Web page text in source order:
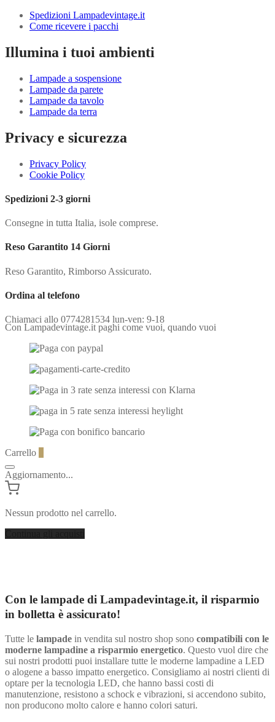
Spedizioni Lampadevintage.it
Come ricevere i pacchi
Illumina i tuoi ambienti
Lampade a sospensione
Lampade da parete
Lampade da tavolo
Lampade da terra
Privacy e sicurezza
Privacy Policy
Cookie Policy
Spedizioni 2-3 giorni
Consegne in tutta Italia, isole comprese.
Reso Garantito 14 Giorni
Reso Garantito, Rimborso Assicurato.
Ordina al telefono
Chiamaci allo 0774281534 lun-ven: 9-18
Con Lampadevintage.it paghi come vuoi, quando vuoi
Carrello
Aggiornamento...
Nessun prodotto nel carrello.
Con le lampade di Lampadevintage.it, il risparmio
in bolletta è assicurato!
Tutte le lampade in vendita sul nostro shop sono compatibili con le
moderne lampadine a risparmio energetico. Questo vuol dire che
sui nostri prodotti puoi installare tutte le moderne lampadine a LED
o alogene a basso impatto energetico. Consigliamo ai nostri clienti di
optare per la tecnologia LED, che hanno bassi costi di
manutenzione, resistono a schock e vibrazioni, si accendono subito,
non producono molto calore e hanno colori saturi.